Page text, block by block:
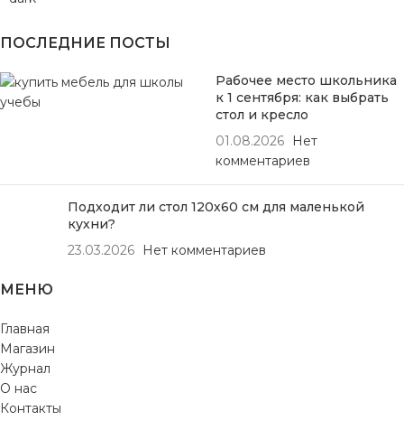
ПОСЛЕДНИЕ ПОСТЫ
Рабочее место школьника
к 1 сентября: как выбрать
стол и кресло
01.08.2026
Нет
комментариев
Подходит ли стол 120х60 см для маленькой
кухни?
23.03.2026
Нет комментариев
МЕНЮ
Главная
Магазин
Журнал
О нас
Контакты